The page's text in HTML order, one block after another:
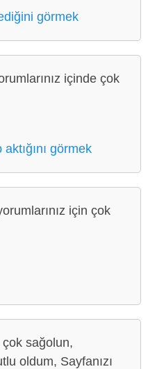
görmek
içinde çok
görmek
için çok
sağolun,
oldum, Sayfanızı